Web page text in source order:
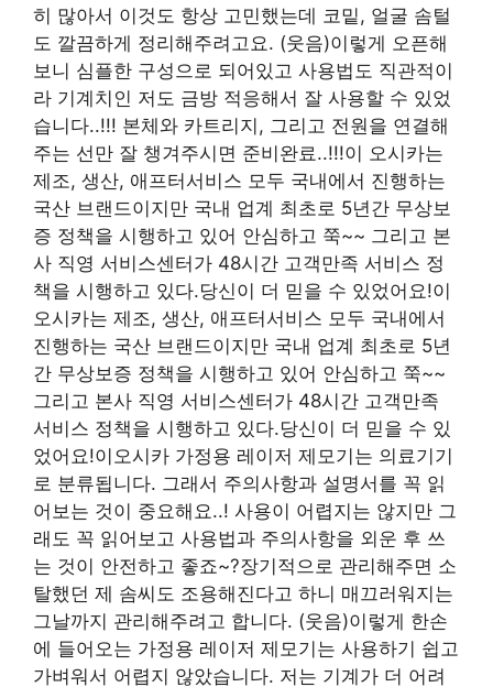
히 많아서 이것도 항상 고민했는데 코밑, 얼굴 솜털
도 깔끔하게 정리해주려고요. (웃음)이렇게 오픈해
보니 심플한 구성으로 되어있고 사용법도 직관적이
라 기계치인 저도 금방 적응해서 잘 사용할 수 있었
습니다..!!! 본체와 카트리지, 그리고 전원을 연결해
주는 선만 잘 챙겨주시면 준비완료..!!!이 오시카는
제조, 생산, 애프터서비스 모두 국내에서 진행하는
국산 브랜드이지만 국내 업계 최초로 5년간 무상보
증 정책을 시행하고 있어 안심하고 쭉~~ 그리고 본
사 직영 서비스센터가 48시간 고객만족 서비스 정
책을 시행하고 있다.당신이 더 믿을 수 있었어요!이
오시카는 제조, 생산, 애프터서비스 모두 국내에서
진행하는 국산 브랜드이지만 국내 업계 최초로 5년
간 무상보증 정책을 시행하고 있어 안심하고 쭉~~
그리고 본사 직영 서비스센터가 48시간 고객만족
서비스 정책을 시행하고 있다.당신이 더 믿을 수 있
었어요!이오시카 가정용 레이저 제모기는 의료기기
로 분류됩니다. 그래서 주의사항과 설명서를 꼭 읽
어보는 것이 중요해요..! 사용이 어렵지는 않지만 그
래도 꼭 읽어보고 사용법과 주의사항을 외운 후 쓰
는 것이 안전하고 좋죠~?장기적으로 관리해주면 소
탈했던 제 솜씨도 조용해진다고 하니 매끄러워지는
그날까지 관리해주려고 합니다. (웃음)이렇게 한손
에 들어오는 가정용 레이저 제모기는 사용하기 쉽고
가벼워서 어렵지 않았습니다. 저는 기계가 더 어려